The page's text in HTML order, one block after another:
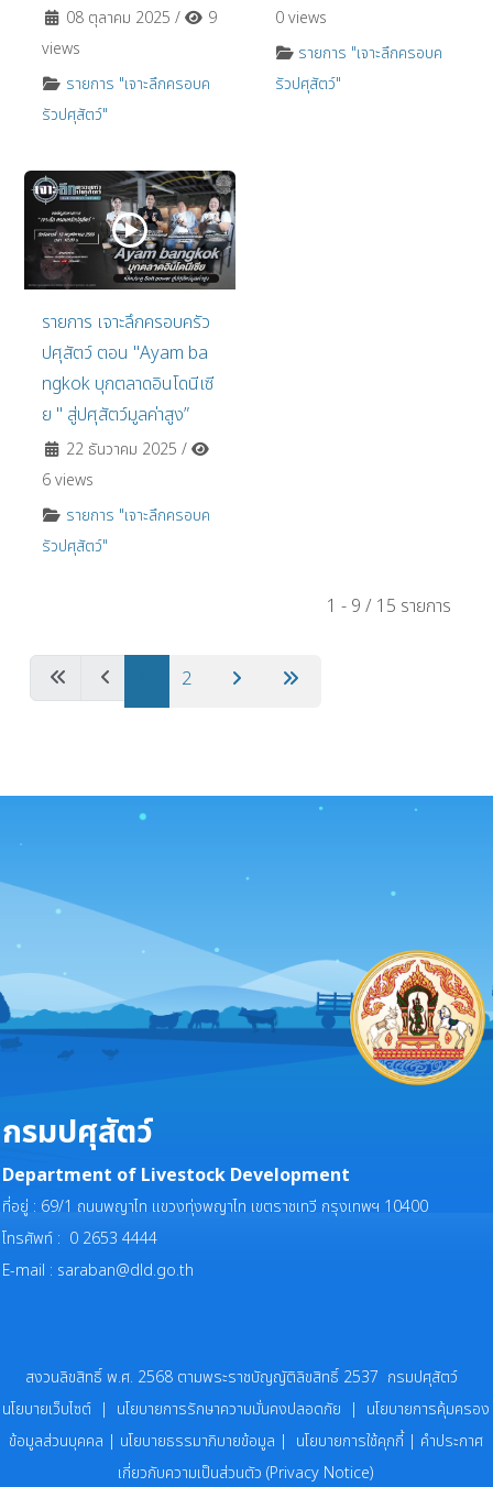
08 ตุลาคม 2025 /
9
views
รายการ "เจาะลึกครอบค
รัวปศุสัตว์"
0 views
รายการ "เจาะลึกครอบค
รัวปศุสัตว์"
รายการ เจาะลึกครอบครัว
ปศุสัตว์ ตอน "Ayam ba
ngkok บุกตลาดอินโดนีเซี
ย " สู่ปศุสัตว์มูลค่าสูง”
22 ธันวาคม 2025 /
6 views
รายการ "เจาะลึกครอบค
รัวปศุสัตว์"
1 - 9 / 15 รายการ
2
กรมปศุสัตว์
Department of Livestock Development
ที่อยู่ : 69/1 ถนนพญาไท แขวงทุ่งพญาไท เขตราชเทวี กรุงเทพฯ 10400
โทรศัพท์ : 0 2653 4444
E-mail : saraban@dld.go.th
สงวนลิขสิทธิ์ พ.ศ. 2568 ตามพระราชบัญญัติลิขสิทธิ์ 2537 กรมปศุสัตว์
นโยบายเว็บไซต์ | นโยบายการรักษาความมั่นคงปลอดภัย | นโยบายการคุ้มครอง
ข้อมูลส่วนบุคคล | นโยบายธรรมาภิบายข้อมูล | นโยบายการใช้คุกกี้ | คำประกาศ
เกี่ยวกับความเป็นส่วนตัว (Privacy Notice)